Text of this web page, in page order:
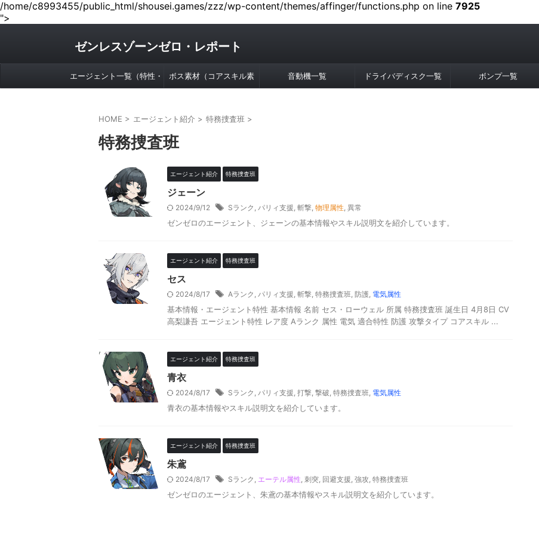
/home/c8993455/public_html/shousei.games/zzz/wp-content/themes/affinger/functions.php on line 7925
">
ゼンレスゾーンゼロ・レポート
エージェント一覧（特性・ ボス素材（コアスキル素 音動機一覧 ドライバディスク一覧 ボンプ一覧
HOME > エージェント紹介 > 特務捜査班 >
特務捜査班
エージェント紹介 特務捜査班
ジェーン
2024/9/12 Sランク , パリィ支援, 斬撃, 物理属性, 異常
ゼンゼロのエージェント、ジェーンの基本情報やスキル説明文を紹介しています。
エージェント紹介 特務捜査班
セス
2024/8/17 Aランク , パリィ支援, 斬撃, 特務捜査班, 防護, 電気属性
基本情報・エージェント特性 基本情報 名前 セス・ローウェル 所属 特務捜査班 誕生日 4月8日 CV
高梨謙吾 エージェント特性 レア度 Aランク 属性 電気 適合特性 防護 攻撃タイプ コアスキル ...
エージェント紹介 特務捜査班
青衣
2024/8/17 Sランク , パリィ支援, 打撃, 撃破, 特務捜査班, 電気属性
青衣の基本情報やスキル説明文を紹介しています。
エージェント紹介 特務捜査班
朱鳶
2024/8/17 Sランク , エーテル属性, 刺突, 回避支援, 強攻, 特務捜査班
ゼンゼロのエージェント、朱鳶の基本情報やスキル説明文を紹介しています。